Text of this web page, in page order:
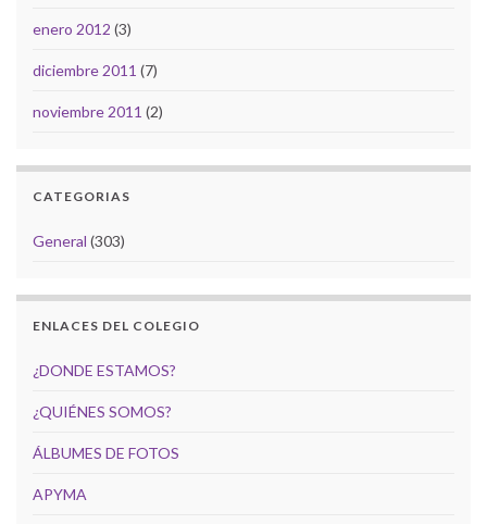
enero 2012 (3)
diciembre 2011 (7)
noviembre 2011 (2)
CATEGORIAS
General (303)
ENLACES DEL COLEGIO
¿DONDE ESTAMOS?
¿QUIÉNES SOMOS?
ÁLBUMES DE FOTOS
APYMA